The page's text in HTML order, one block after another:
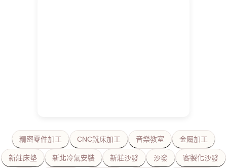
精密零件加工 CNC銑床加工 音樂教室 金屬加工
新莊床墊 新北冷氣安裝 新莊沙發 沙發 客製化沙發